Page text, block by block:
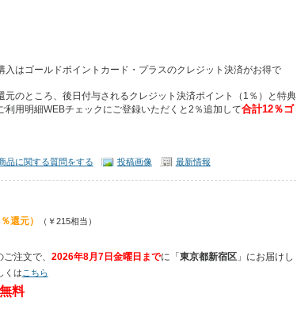
入はゴールドポイントカード・プラスのクレジット決済がお得で
元のところ、後日付与されるクレジット決済ポイント（1％）と特典
利用明細WEBチェックにご登録いただくと2％追加して合計12％ゴ
品に関する質問をする 投稿画像 最新情報
％還元） （￥215相当）
ご注文で、 2026年8月7日金曜日までに 「東京都新宿区」にお届けし
くは こちら
料